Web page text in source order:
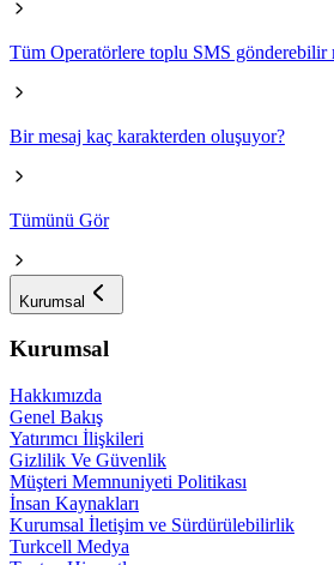
Tüm Operatörlere toplu SMS gönderebilir
Bir mesaj kaç karakterden oluşuyor?
Tümünü Gör
Kurumsal
Kurumsal
Hakkımızda
Genel Bakış
Yatırımcı İlişkileri
Gizlilik Ve Güvenlik
Müşteri Memnuniyeti Politikası
İnsan Kaynakları
Kurumsal İletişim ve Sürdürülebilirlik
Turkcell Medya